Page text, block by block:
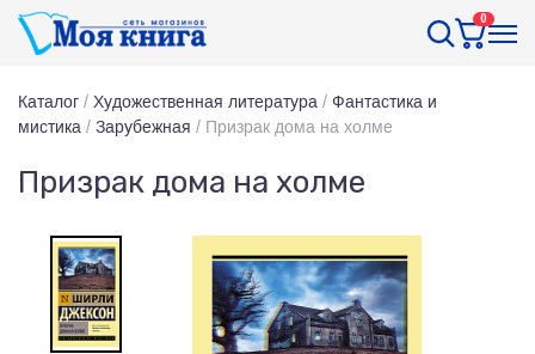
0
Каталог / Художественная литература / Фантастика и
мистика / Зарубежная / Призрак дома на холме
Призрак дома на холме